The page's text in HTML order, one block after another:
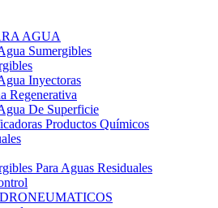
AGUA
Sumergibles
Inyectoras
Regenerativa
De Superficie
Productos Químicos
Para Aguas Residuales